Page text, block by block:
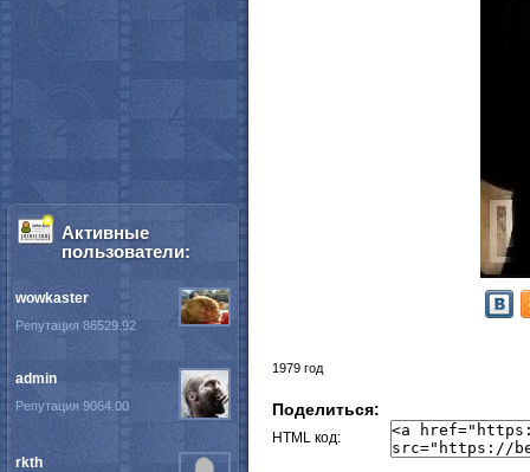
1979 год
Поделиться:
HTML код:
Активные
пользователи:
wowkaster
Репутация 86529.92
admin
Репутация 9064.00
rkth